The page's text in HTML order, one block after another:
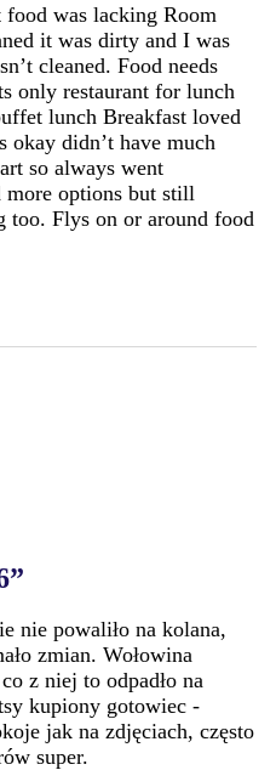
was lacking Room
it was dirty and I was
cleaned. Food needs
only restaurant for lunch
lunch Breakfast loved
okay didn’t have much
so always went
more options but still
too. Flys on or around food
nie powaliło na kolana,
zmian. Wołowina
z niej to odpadło na
kupiony gotowiec -
jak na zdjęciach, często
super.